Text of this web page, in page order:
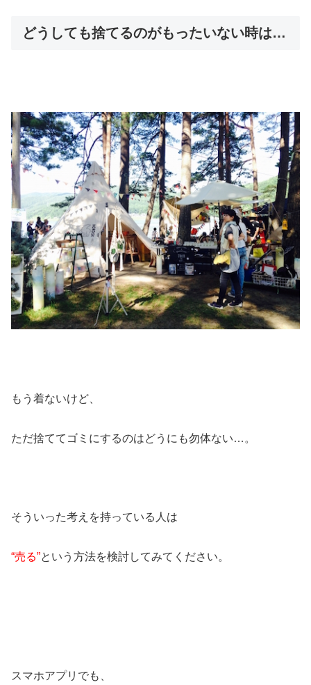
どうしても捨てるのがもったいない時は…
もう着ないけど、
ただ捨ててゴミにするのはどうにも勿体ない…。
そういった考えを持っている人は
“売る”という方法を検討してみてください。
スマホアプリでも、